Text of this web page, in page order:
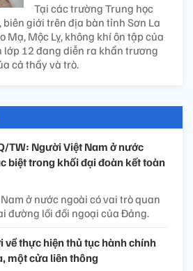
Tại các trường Trung học
biên giới trên địa bàn tỉnh Sơn La
Mạ, Mộc Lỵ, không khí ôn tập của
lớp 12 đang diễn ra khẩn trương
cả thầy và trò.
TW: Người Việt Nam ở nước
biệt trong khối đại đoàn kết toàn
ở nước ngoài có vai trò quan
đường lối đối ngoại của Đảng.
về thực hiện thủ tục hành chính
một cửa liên thông